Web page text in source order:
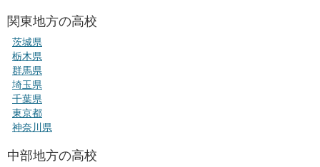
関東地方の高校
茨城県
栃木県
群馬県
埼玉県
千葉県
東京都
神奈川県
中部地方の高校